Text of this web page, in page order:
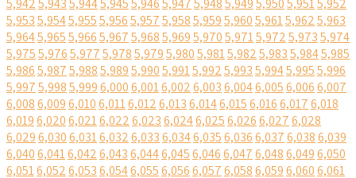
5,9425,9435,9445,9455,9465,9475,9485,9495,9505,9515,952
5,9535,9545,9555,9565,9575,9585,9595,9605,9615,9625,963
5,9645,9655,9665,9675,9685,9695,9705,9715,9725,9735,974
5,9755,9765,9775,9785,9795,9805,9815,9825,9835,9845,985
5,9865,9875,9885,9895,9905,9915,9925,9935,9945,9955,996
5,9975,9985,9996,0006,0016,0026,0036,0046,0056,0066,007
6,0086,0096,0106,0116,0126,0136,0146,0156,0166,0176,018
6,0196,0206,0216,0226,0236,0246,0256,0266,0276,028
6,0296,0306,0316,0326,0336,0346,0356,0366,0376,0386,039
6,0406,0416,0426,0436,0446,0456,0466,0476,0486,0496,050
6,0516,0526,0536,0546,0556,0566,0576,0586,0596,0606,061